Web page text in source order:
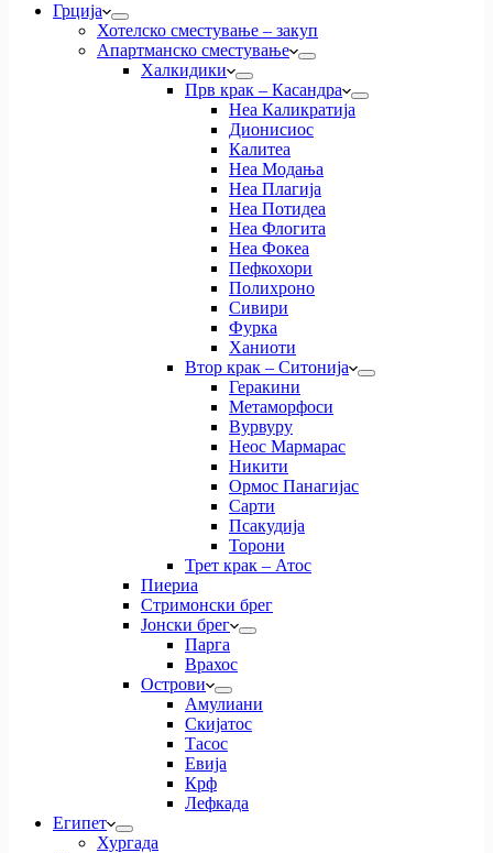
Грција
Хотелско сместување – закуп
Апартманско сместување
Халкидики
Прв крак – Касандра
Неа Каликратија
Дионисиос
Калитеа
Неа Модања
Неа Плагија
Неа Потидеа
Неа Флогита
Неа Фокеа
Пефкохори
Полихроно
Сивири
Фурка
Ханиоти
Втор крак – Ситонија
Геракини
Метаморфоси
Вурвуру
Неос Мармарас
Никити
Ормос Панагијас
Сарти
Псакудија
Торони
Трет крак – Атос
Пиериа
Стримонски брег
Јонски брег
Парга
Врахос
Острови
Амулиани
Скијатос
Тасос
Евија
Крф
Лефкада
Египет
Хургада